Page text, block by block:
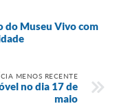
do Museu Vivo com
MENOS RECENTE
no dia 17 de
maio